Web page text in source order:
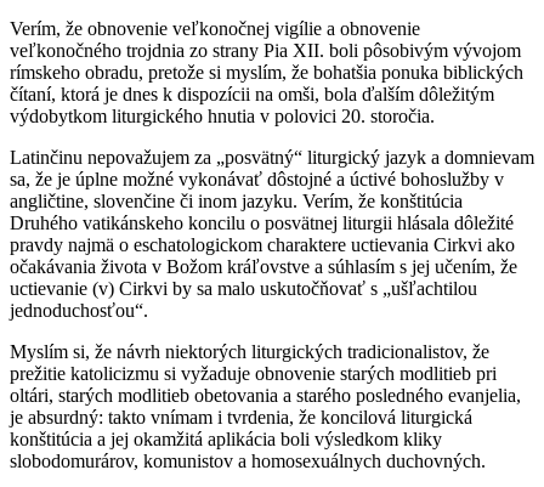
Verím, že obnovenie veľkonočnej vigílie a obnovenie
veľkonočného trojdnia zo strany Pia XII. boli pôsobivým vývojom
rímskeho obradu, pretože si myslím, že bohatšia ponuka biblických
čítaní, ktorá je dnes k dispozícii na omši, bola ďalším dôležitým
výdobytkom liturgického hnutia v polovici 20. storočia.
Latinčinu nepovažujem za „posvätný“ liturgický jazyk a domnievam
sa, že je úplne možné vykonávať dôstojné a úctivé bohoslužby v
angličtine, slovenčine či inom jazyku. Verím, že konštitúcia
Druhého vatikánskeho koncilu o posvätnej liturgii hlásala dôležité
pravdy najmä o eschatologickom charaktere uctievania Cirkvi ako
očakávania života v Božom kráľovstve a súhlasím s jej učením, že
uctievanie (v) Cirkvi by sa malo uskutočňovať s „ušľachtilou
jednoduchosťou“.
Myslím si, že návrh niektorých liturgických tradicionalistov, že
prežitie katolicizmu si vyžaduje obnovenie starých modlitieb pri
oltári, starých modlitieb obetovania a starého posledného evanjelia,
je absurdný: takto vnímam i tvrdenia, že koncilová liturgická
konštitúcia a jej okamžitá aplikácia boli výsledkom kliky
slobodomurárov, komunistov a homosexuálnych duchovných.